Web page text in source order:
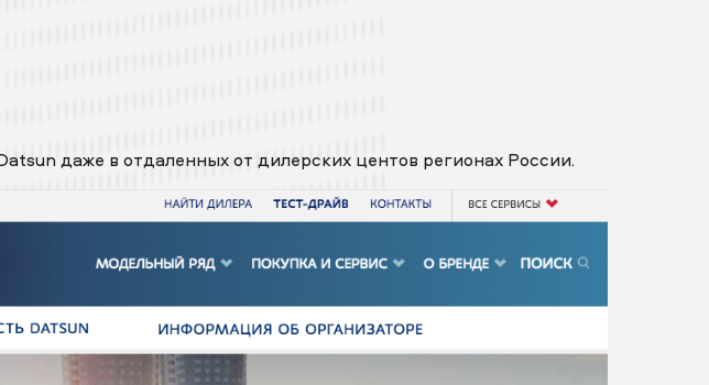
даже в отдаленных от дилерских центов регионах России.